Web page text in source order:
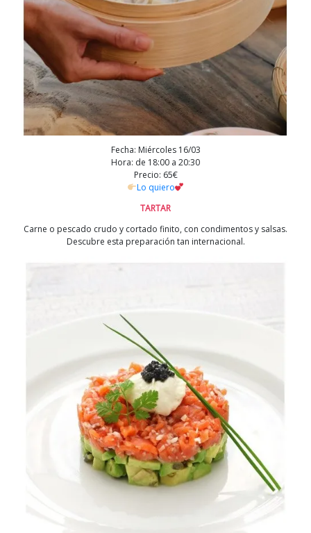
Fecha: Miércoles 16/03
Hora: de 18:00 a 20:30
Precio: 65€
Lo quiero
TARTAR
Carne o pescado crudo y cortado finito, con condimentos y salsas.
Descubre esta preparación tan internacional.